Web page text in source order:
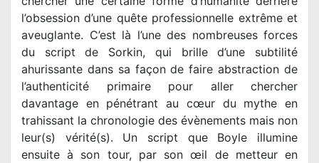
l’obsession d’une quête professionnelle extrême et
aveuglante. C’est là l’une des nombreuses forces
du script de Sorkin, qui brille d’une subtilité
ahurissante dans sa façon de faire abstraction de
l’authenticité primaire pour aller chercher
davantage en pénétrant au cœur du mythe en
trahissant la chronologie des évènements mais non
leur(s) vérité(s). Un script que Boyle illumine
ensuite à son tour, par son œil de metteur en